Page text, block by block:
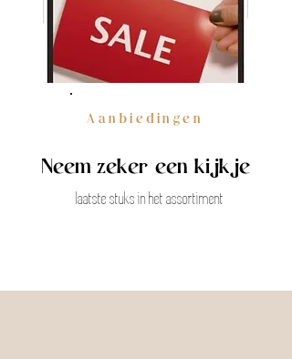
Aanbiedingen
Neem zeker een kijkje
laatste stuks in het assortiment